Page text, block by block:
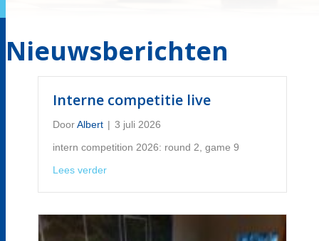
Nieuwsberichten
Interne competitie live
DoorAlbert | 3 juli 2026
intern competition 2026: round 2, game 9
Lees verderabout Interne competitie live